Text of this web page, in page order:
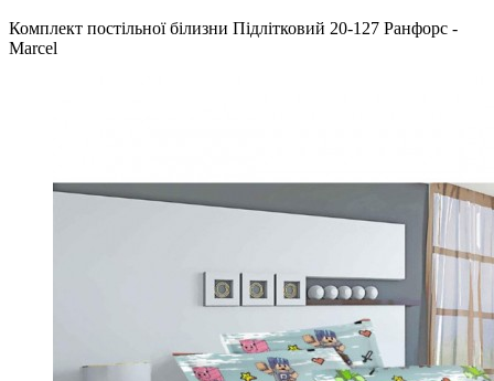
Комплект постільної білизни Підлітковий 20-127 Ранфорс -
Marcel